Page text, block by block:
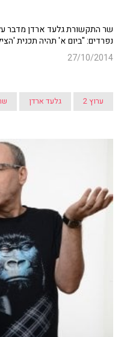
נפרדים: "ביום א' תהיה תכנית
27/10/2014
ערוץ 2 גלעד ארדן